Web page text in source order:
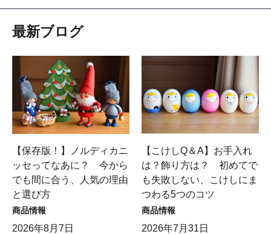
最新ブログ
【保存版！】ノルディカニ
ッセってなあに？ 今から
でも間に合う、人気の理由
と選び方
商品情報
2026年8月7日
【こけしQ＆A】お手入れ
は？飾り方は？ 初めてで
も失敗しない、こけしにま
つわる5つのコツ
商品情報
2026年7月31日